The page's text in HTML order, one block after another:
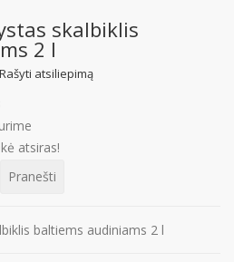
skalbiklis
2 l
Rašyti atsiliepimą
atsiras!
baltiems audiniams 2 l